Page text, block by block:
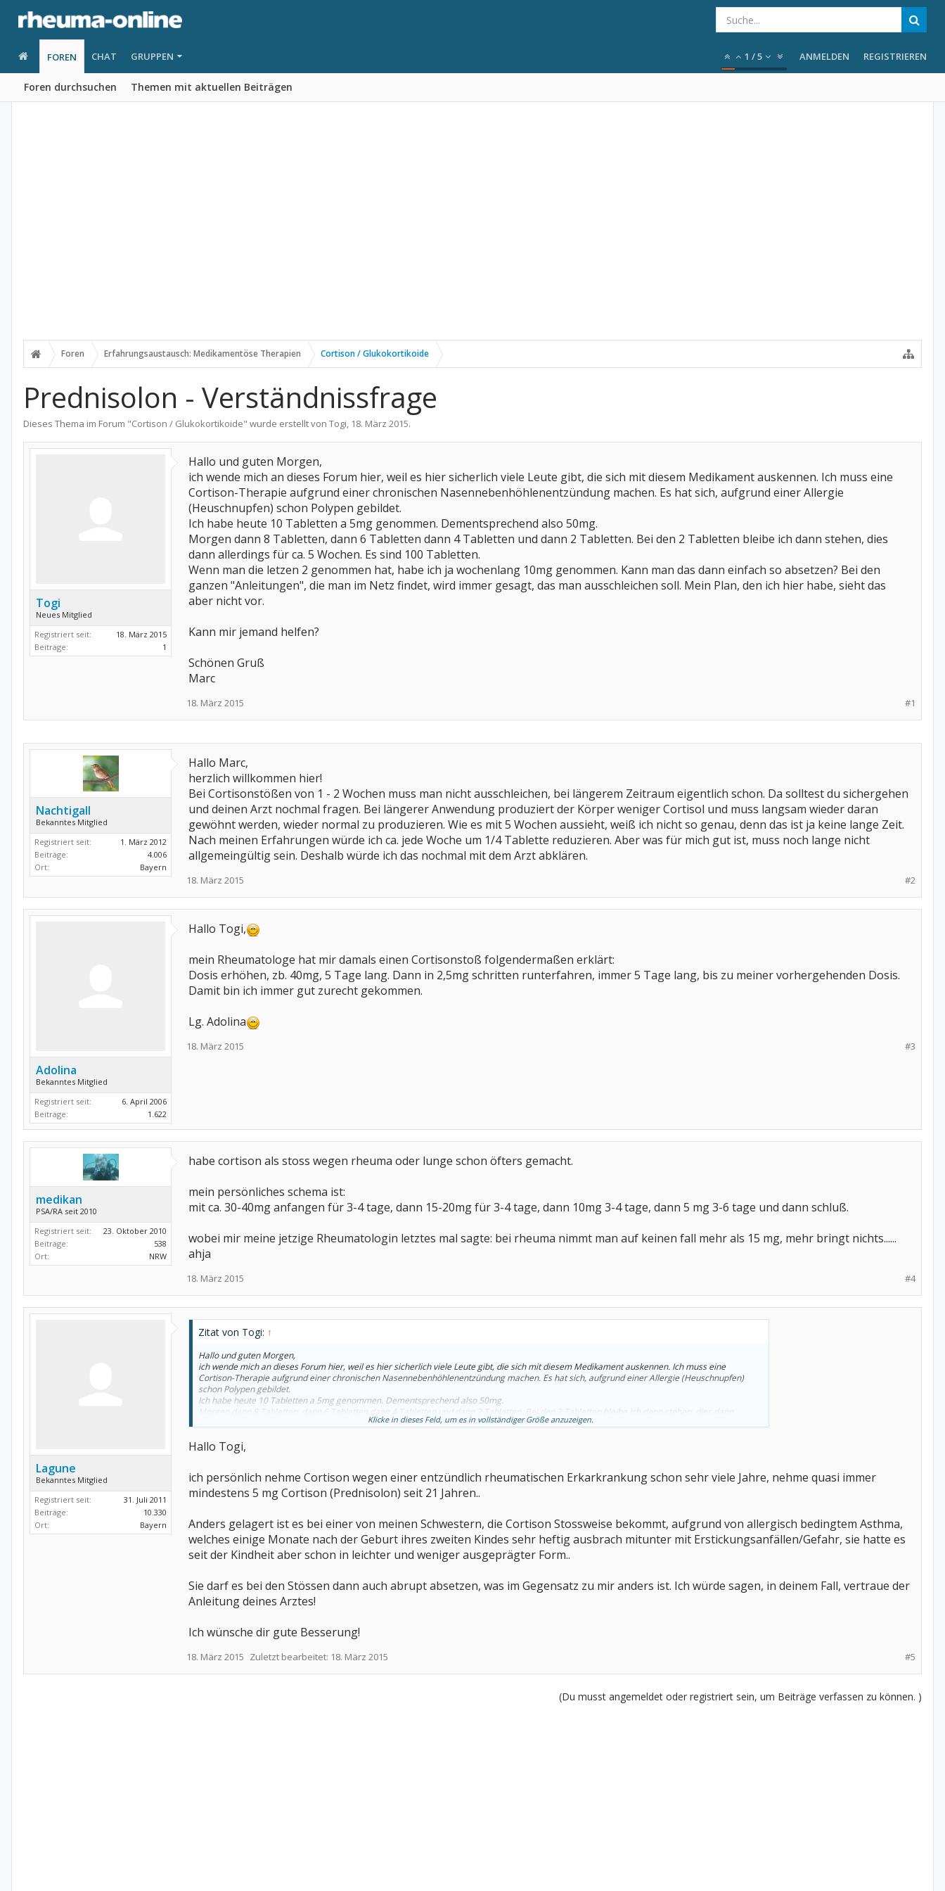
FOREN
Foren durchsuchen Themen mit aktuellen Beiträgen
CHAT GRUPPEN 1 /5 ANMELDEN REGISTRIEREN
Foren Erfahrungsaustausch: Medikamentöse Therapien Cortison / Glukokortikoide
Prednisolon - Verständnissfrage
Dieses Thema im Forum "Cortison / Glukokortikoide" wurde erstellt von Togi, 18. März 2015.
Togi
Neues Mitglied
Registriert seit:
18. März 2015
Beiträge:
1
Hallo und guten Morgen,
ich wende mich an dieses Forum hier, weil es hier sicherlich viele Leute gibt, die sich mit diesem Medikament auskennen. Ich muss eine
Cortison-Therapie aufgrund einer chronischen Nasennebenhöhlenentzündung machen. Es hat sich, aufgrund einer Allergie
(Heuschnupfen) schon Polypen gebildet.
Ich habe heute 10 Tabletten a 5mg genommen. Dementsprechend also 50mg.
Morgen dann 8 Tabletten, dann 6 Tabletten dann 4 Tabletten und dann 2 Tabletten. Bei den 2 Tabletten bleibe ich dann stehen, dies
dann allerdings für ca. 5 Wochen. Es sind 100 Tabletten.
Wenn man die letzen 2 genommen hat, habe ich ja wochenlang 10mg genommen. Kann man das dann einfach so absetzen? Bei den
ganzen "Anleitungen", die man im Netz findet, wird immer gesagt, das man ausschleichen soll. Mein Plan, den ich hier habe, sieht das
aber nicht vor.
Kann mir jemand helfen?
Schönen Gruß
Marc
#1
18. März 2015
Nachtigall
Bekanntes Mitglied
Registriert seit:
1. März 2012
Beiträge:
4.006
Ort:
Bayern
Hallo Marc,
herzlich willkommen hier!
Bei Cortisonstößen von 1 - 2 Wochen muss man nicht ausschleichen, bei längerem Zeitraum eigentlich schon. Da solltest du sichergehen
und deinen Arzt nochmal fragen. Bei längerer Anwendung produziert der Körper weniger Cortisol und muss langsam wieder daran
gewöhnt werden, wieder normal zu produzieren. Wie es mit 5 Wochen aussieht, weiß ich nicht so genau, denn das ist ja keine lange Zeit.
Nach meinen Erfahrungen würde ich ca. jede Woche um 1/4 Tablette reduzieren. Aber was für mich gut ist, muss noch lange nicht
allgemeingültig sein. Deshalb würde ich das nochmal mit dem Arzt abklären.
#2
18. März 2015
Adolina
Bekanntes Mitglied
Registriert seit:
6. April 2006
Beiträge:
1.622
Hallo Togi,
mein Rheumatologe hat mir damals einen Cortisonstoß folgendermaßen erklärt:
Dosis erhöhen, zb. 40mg, 5 Tage lang. Dann in 2,5mg schritten runterfahren, immer 5 Tage lang, bis zu meiner vorhergehenden Dosis.
Damit bin ich immer gut zurecht gekommen.
Lg. Adolina
#3
18. März 2015
medikan
PSA/RA seit 2010
Registriert seit:
23. Oktober 2010
Beiträge:
538
Ort:
NRW
habe cortison als stoss wegen rheuma oder lunge schon öfters gemacht.
mein persönliches schema ist:
mit ca. 30-40mg anfangen für 3-4 tage, dann 15-20mg für 3-4 tage, dann 10mg 3-4 tage, dann 5 mg 3-6 tage und dann schluß.
wobei mir meine jetzige Rheumatologin letztes mal sagte: bei rheuma nimmt man auf keinen fall mehr als 15 mg, mehr bringt nichts......
ahja
#4
18. März 2015
Lagune
Bekanntes Mitglied
Registriert seit:
31. Juli 2011
Beiträge:
10.330
Ort:
Bayern
Zitat von Togi: ↑
Hallo und guten Morgen,
ich wende mich an dieses Forum hier, weil es hier sicherlich viele Leute gibt, die sich mit diesem Medikament auskennen. Ich muss eine
Cortison-Therapie aufgrund einer chronischen Nasennebenhöhlenentzündung machen. Es hat sich, aufgrund einer Allergie (Heuschnupfen)
schon Polypen gebildet.
Ich habe heute 10 Tabletten a 5mg genommen. Dementsprechend also 50mg.
Morgen dann 8 Tabletten, dann 6 Tabletten dann 4 Tabletten und dann 2 Tabletten. Bei den 2 Tabletten bleibe ich dann stehen, dies dann
allerdings für ca. 5 Wochen. Es sind 100 Tabletten.
"Anleitungen", die man im Netz findet, wird immer gesagt, das man ausschleichen soll. Mein Plan, den ich hier habe, sieht das aber nicht vor.
Schönen Gruß
Klicke in dieses Feld, um es in vollständiger Größe anzuzeigen.
Hallo Togi,
ich persönlich nehme Cortison wegen einer entzündlich rheumatischen Erkarkrankung schon sehr viele Jahre, nehme quasi immer
mindestens 5 mg Cortison (Prednisolon) seit 21 Jahren..
Anders gelagert ist es bei einer von meinen Schwestern, die Cortison Stossweise bekommt, aufgrund von allergisch bedingtem Asthma,
welches einige Monate nach der Geburt ihres zweiten Kindes sehr heftig ausbrach mitunter mit Erstickungsanfällen/Gefahr, sie hatte es
seit der Kindheit aber schon in leichter und weniger ausgeprägter Form..
Sie darf es bei den Stössen dann auch abrupt absetzen, was im Gegensatz zu mir anders ist. Ich würde sagen, in deinem Fall, vertraue der
Anleitung deines Arztes!
Ich wünsche dir gute Besserung!
#5
18. März 2015 Zuletzt bearbeitet: 18. März 2015
(Du musst angemeldet oder registriert sein, um Beiträge verfassen zu können. )